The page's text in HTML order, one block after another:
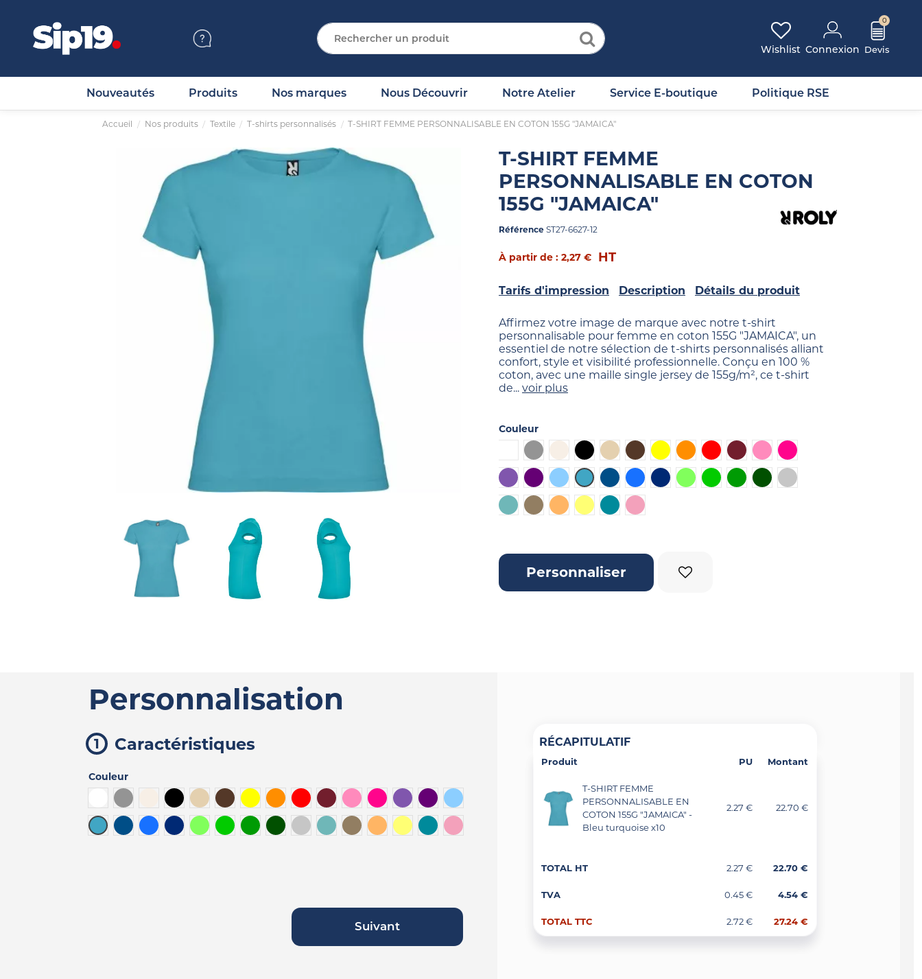
Connexion
Wishlist
0
Nouveautés Produits Nos marques Nous Découvrir Notre Atelier Service E-boutique Politique RSE
Accueil Nos produits Textile T-shirts personnalisés T-SHIRT FEMME PERSONNALISABLE EN COTON 155G "JAMAICA"
T-SHIRT FEMME
PERSONNALISABLE EN COTON
155G "JAMAICA"
Référence ST27-6627-12
À partir de : 2,27 € HT
Tarifs d'impression Description Détails du produit
Affirmez votre image de marque avec notre t-shirt
personnalisable pour femme en coton 155G "JAMAICA", un
essentiel de notre sélection de t-shirts personnalisés alliant
confort, style et visibilité professionnelle. Conçu en 100 %
coton, avec une maille single jersey de 155g/m², ce t-shirt
de... voir plus
Couleur
Blanc
Gris Blanc cassé
Noir Beige MarronJaune OrangeRouge Bordeaux
Rose Fuchsia
Violet Violet foncéBleu clairBleu turquoise
Bleu denim
Bleu Bleu foncéVert limeVert clair
Vert Vert foncéGris chiné
Turquoise pastel
Marron clairOrange clair
Jaune clairBleu canardRose foncé
Personnaliser
Personnalisation
Caractéristiques
Couleur
Blanc
Gris Blanc cassé
Noir Beige MarronJaune OrangeRouge Bordeaux
Rose FuchsiaViolet Violet foncé
Bleu clair
Bleu turquoise
Bleu denim
Bleu Bleu foncéVert limeVert clair
Vert Vert foncéGris chinéTurquoise pastel
Marron clairOrange clair
Jaune clairBleu canardRose foncé
Suivant
RÉCAPITULATIF
Produit PU Montant
T-SHIRT FEMME
PERSONNALISABLE EN
COTON 155G "JAMAICA" -
Bleu turquoise x10
2.27 € 22.70 €
TOTAL HT 2.27 € 22.70 €
TVA 0.45 € 4.54 €
TOTAL TTC 2.72 € 27.24 €